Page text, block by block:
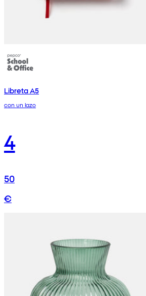
Libreta A5
con un lazo
4
50
€